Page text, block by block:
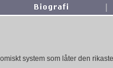
|
system som låter den